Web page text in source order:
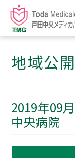
地域公
2019年09
中央病院